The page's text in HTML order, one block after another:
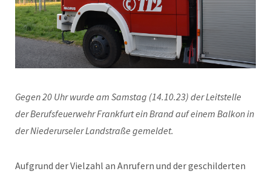
Gegen 20 Uhr wurde am Samstag (14.10.23) der Leitstelle
der Berufsfeuerwehr Frankfurt ein Brand auf einem Balkon in
der Niederurseler Landstraße gemeldet.
Aufgrund der Vielzahl an Anrufern und der geschilderten